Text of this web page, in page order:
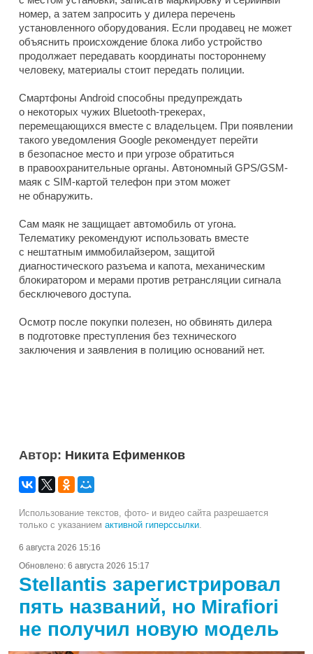
номер, а затем запросить у дилера перечень
установленного оборудования. Если продавец не может
объяснить происхождение блока либо устройство
продолжает передавать координаты постороннему
человеку, материалы стоит передать полиции.
Смартфоны Android способны предупреждать
о некоторых чужих Bluetooth-трекерах,
перемещающихся вместе с владельцем. При появлении
такого уведомления Google рекомендует перейти
в безопасное место и при угрозе обратиться
в правоохранительные органы. Автономный GPS/GSM-
маяк с SIM-картой телефон при этом может
не обнаружить.
Сам маяк не защищает автомобиль от угона.
Телематику рекомендуют использовать вместе
с нештатным иммобилайзером, защитой
диагностического разъема и капота, механическим
блокиратором и мерами против ретрансляции сигнала
бесключевого доступа.
Осмотр после покупки полезен, но обвинять дилера
в подготовке преступления без технического
заключения и заявления в полицию оснований нет.
Автор: Никита Ефименков
Использование текстов, фото- и видео сайта разрешается
только с указанием активной гиперссылки
6 августа 2026 15:16
Обновлено: 6 августа 2026 15:17
Stellantis зарегистрировал
пять названий, но Mirafiori
не получил новую модель